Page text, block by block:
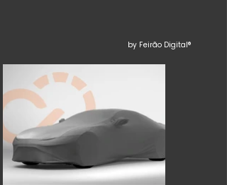
by Feirão Digital®